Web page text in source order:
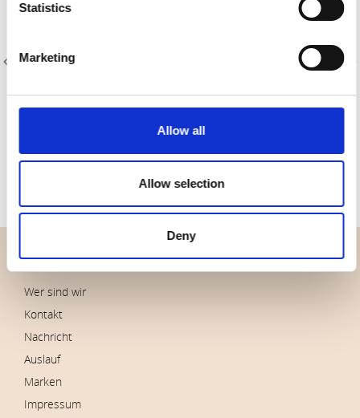
Statistics
Marketing
Allow all
Allow selection
Deny
Artikelnummer.: C582-062
KF Collective Classics Plus
Artikelnummer.: C582-063
KF Collective Classics Plus
ÜBERBLICK
Wer sind wir
Kontakt
Nachricht
Auslauf
Marken
Impressum